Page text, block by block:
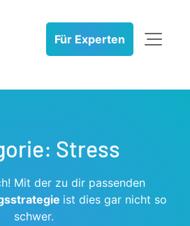
Für Experten
Stress­
Mit der zu dir passenden
ist dies gar nicht so
schwer.